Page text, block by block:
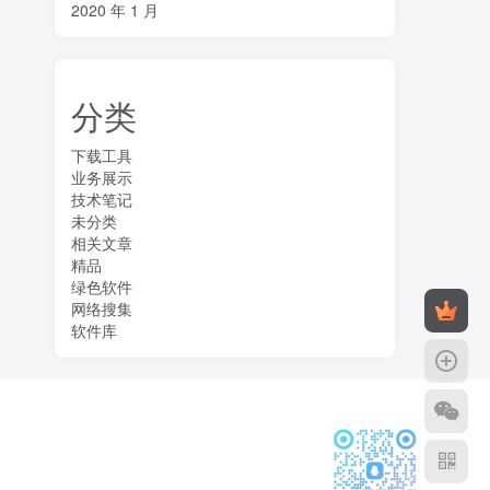
2020 年 1 月
分类
下载工具
业务展示
技术笔记
未分类
相关文章
精品
绿色软件
网络搜集
软件库